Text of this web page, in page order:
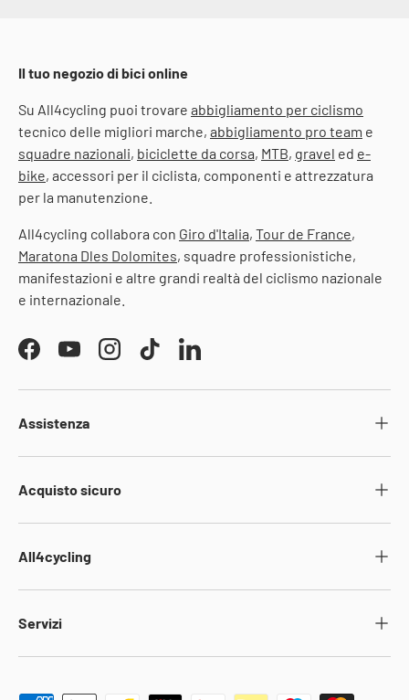
Il tuo negozio di bici online
Su All4cycling puoi trovare abbigliamento per ciclismo
tecnico delle migliori marche, abbigliamento pro team e
squadre nazionali, biciclette da corsa, MTB, gravel ed e-
bike, accessori per il ciclista, componenti e attrezzatura
per la manutenzione.
All4cycling collabora con Giro d'Italia, Tour de France,
Maratona Dles Dolomites, squadre professionistiche,
manifestazioni e altre grandi realtà del ciclismo nazionale
e internazionale.
FacebookYouTubeInstagramTikTokLinkedIn
Assistenza
Acquisto sicuro
All4cycling
Servizi